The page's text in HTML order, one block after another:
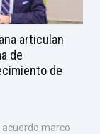
articulan
de
de
marco